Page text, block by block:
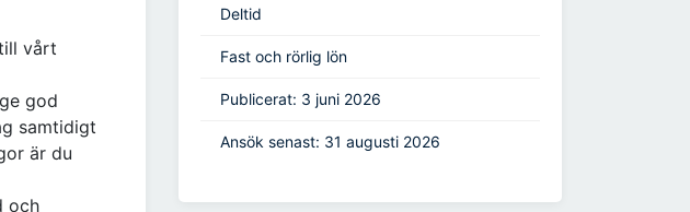
vårt
god
samtidigt
är du
och
Deltid
Fast och rörlig lön
Publicerat: 3 juni 2026
Ansök senast: 31 augusti 2026